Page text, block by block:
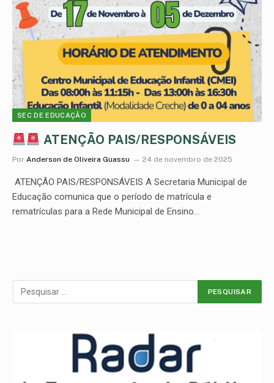
SEC DE EDUCAÇÃO
ATENÇÃO PAIS/RESPONSÁVEIS
Por Anderson de Oliveira Guassu 24 de novembro de 2025
ATENÇÃO PAIS/RESPONSÁVEIS A Secretaria Municipal de
Educação comunica que o período de matrícula e
rematrículas para a Rede Municipal de Ensino…